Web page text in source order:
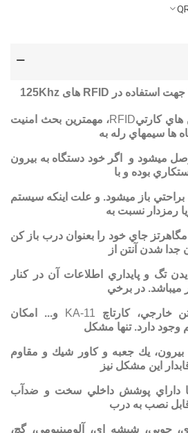
كارتيRFID، مهمترين بحث امنيت
ها سيمهاي رله به
ميشود و اگر خود دستگاه به بيرون
بوده و با
باز ميشود. و علت اينكه سيستم
هاي مايفر56/13 مگاهرتز جاي خود را بعنوان درب باز كن
جدا شدن آنتن از
تگ و پايداري اطلاعات آن در كنار
ميباشد. در برخي
خارجي، كارتاچ KA-11
و... امكان
وجود دارد. تنها مشكل
بيرون، يك جعبه و كاور شيك و مقاوم
اين مشكل نيز
داراي پوشش داخلي سخت و ضدآب
نصب به درب
چوبي، شيشه اي، آلومينيومي، گچ،